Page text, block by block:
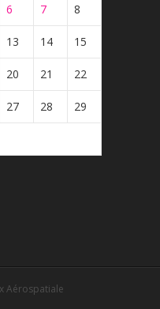
6 7 8
13 14 15
20 21 22
27 28 29
Aérospatiale